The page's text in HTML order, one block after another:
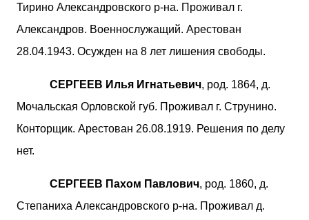
Тирино Александровского р-на. Проживал г.
Александров. Военнослужащий. Арестован
28.04.1943. Осужден на 8 лет лишения свободы.
СЕРГЕЕВ Илья Игнатьевич, род. 1864, д.
Мочальская Орловской губ. Проживал г. Струнино.
Конторщик. Арестован 26.08.1919. Решения по делу
нет.
СЕРГЕЕВ Пахом Павлович, род. 1860, д.
Степаниха Александровского р-на. Проживал д.